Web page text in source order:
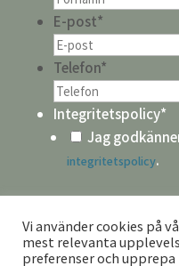
E-post*
Telefon*
Integritetspolicy*
Jag
integritetspolicy.
Vi använder cookies på
mest relevanta
preferenser och